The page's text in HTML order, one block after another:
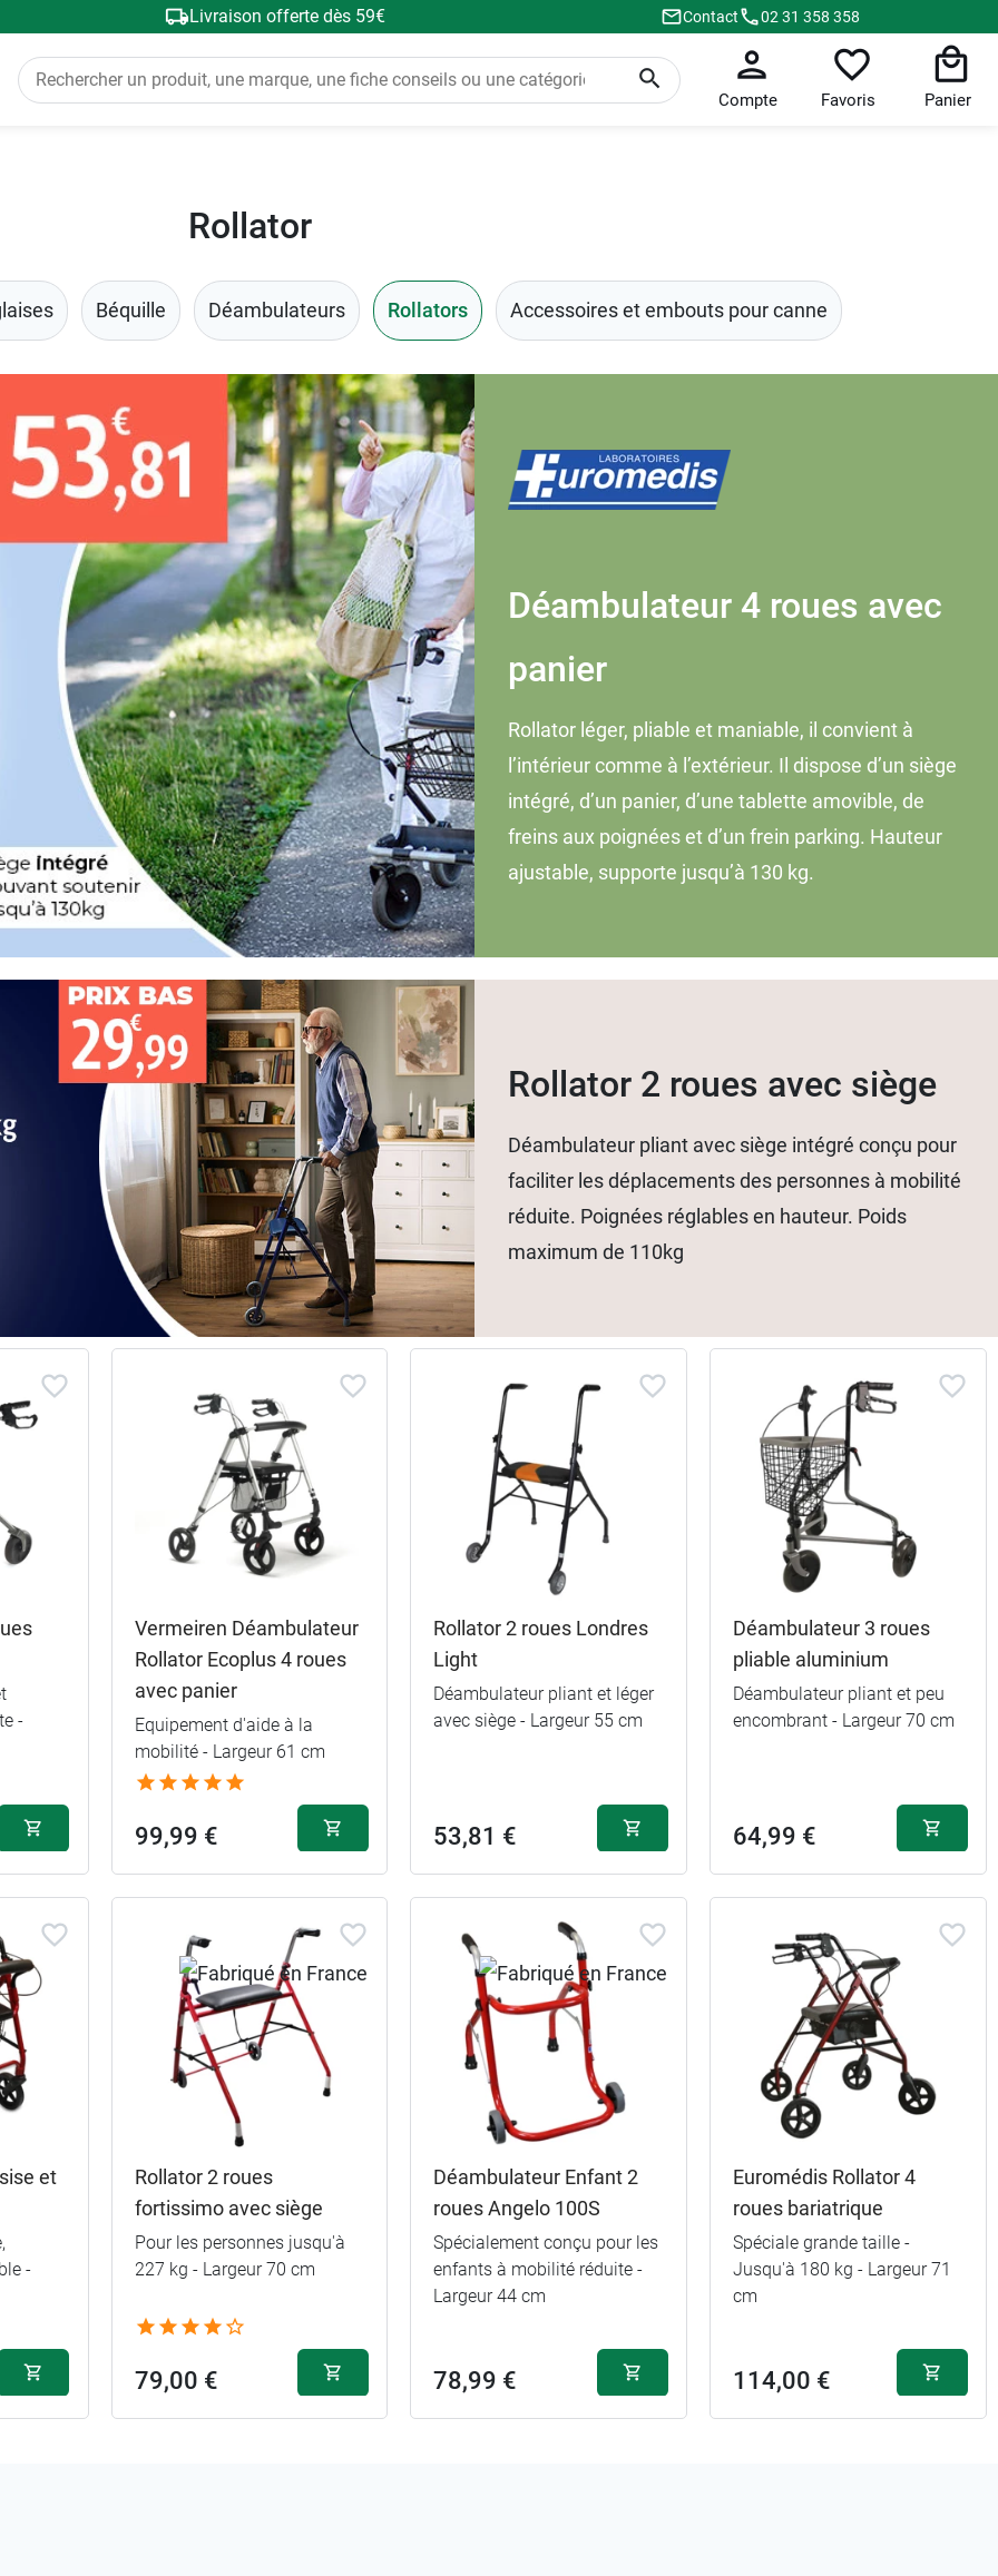
Livraison offerte dès 59€ Contact 02 31 358 358
Compte Favoris Panier
Rollator
Béquille Déambulateurs Rollators Accessoires et embouts pour canne
Déambulateur 4 roues avec
panier
Rollator léger, pliable et maniable, il convient à
l’intérieur comme à l’extérieur. Il dispose d’un siège
intégré, d’un panier, d’une tablette amovible, de
freins aux poignées et d’un frein parking. Hauteur
ajustable, supporte jusqu’à 130 kg.
Rollator 2 roues avec siège
Déambulateur pliant avec siège intégré conçu pour
faciliter les déplacements des personnes à mobilité
réduite. Poignées réglables en hauteur. Poids
maximum de 110kg
-
Vermeiren Déambulateur
Rollator Ecoplus 4 roues
avec panier
Equipement d'aide à la
mobilité - Largeur 61 cm
99,99 €
Rollator 2 roues Londres
Light
Déambulateur pliant et léger
avec siège - Largeur 55 cm
53,81 €
Déambulateur 3 roues
pliable aluminium
Déambulateur pliant et peu
encombrant - Largeur 70 cm
64,99 €
et
-
Rollator 2 roues
fortissimo avec siège
Pour les personnes jusqu'à
227 kg - Largeur 70 cm
79,00 €
Déambulateur Enfant 2
roues Angelo 100S
Spécialement conçu pour les
enfants à mobilité réduite -
Largeur 44 cm
78,99 €
Euromédis Rollator 4
roues bariatrique
Spéciale grande taille -
Jusqu'à 180 kg - Largeur 71
cm
114,00 €